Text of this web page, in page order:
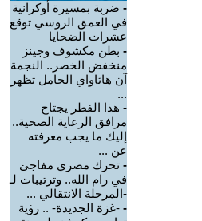
- ضربة بمسيرة أوكرانية
في العمق الروسي توقع
عشرات الضحايا
- بطن مكشوف وجينز
منخفض الخصر.. النجمة
آن هاثاواي الحامل تظهر
...
- هذا الفطر يجتاح
مرافق الرعاية الصحية..
إليك ما يجب معرفته
عن ...
- تحرك مصري مفاجئ
في رام الله.. وترتيبات لـ
-المرحلة الانتقالي ...
- -غزة الجديدة- .. رؤية